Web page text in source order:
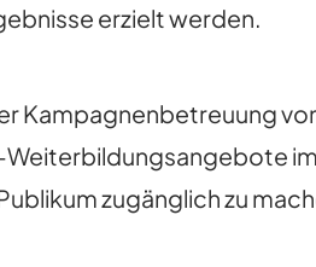
erzielt werden.
Kampagnenbetreuung
zugänglich zu